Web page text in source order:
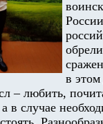
в этом
– любить,
в случае